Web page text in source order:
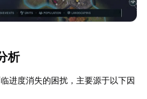
析
进度消失的困扰，主要源于以下因